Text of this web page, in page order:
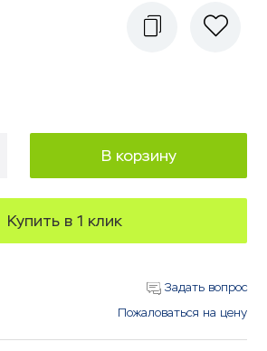
В корзину
Купить в 1 клик
Задать вопрос
Пожаловаться на цену